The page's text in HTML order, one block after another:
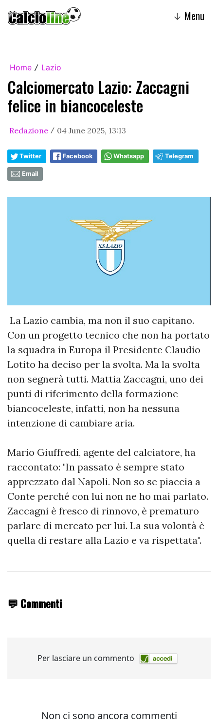
↓ Menu
Home / Lazio
Calciomercato Lazio: Zaccagni
felice in biancoceleste
Redazione / 04 June 2025, 13:13
Twitter Facebook Whatsapp Telegram
Email
La Lazio cambia, ma non il suo capitano.
Con un progetto tecnico che non ha portato
la squadra in Europa il Presidente Claudio
Lotito ha deciso per la svolta. Ma la svolta
non segnerà tutti. Mattia Zaccagni, uno dei
punti di riferimento della formazione
biancoceleste, infatti, non ha nessuna
intenzione di cambiare aria.
Mario Giuffredi, agente del calciatore, ha
raccontato: "In passato è sempre stato
apprezzato dal Napoli. Non so se piaccia a
Conte perché con lui non ne ho mai parlato.
Zaccagni è fresco di rinnovo, è prematuro
parlare di mercato per lui. La sua volontà è
quella di restare alla Lazio e va rispettata".
💬 Commenti